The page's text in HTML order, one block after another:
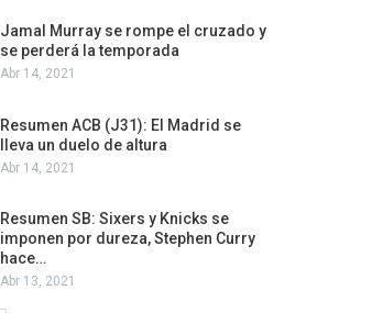
Jamal Murray se rompe el cruzado y
se perderá la temporada
Abr 14, 2021
Resumen ACB (J31): El Madrid se
lleva un duelo de altura
Abr 14, 2021
Resumen SB: Sixers y Knicks se
imponen por dureza, Stephen Curry
hace…
Abr 13, 2021